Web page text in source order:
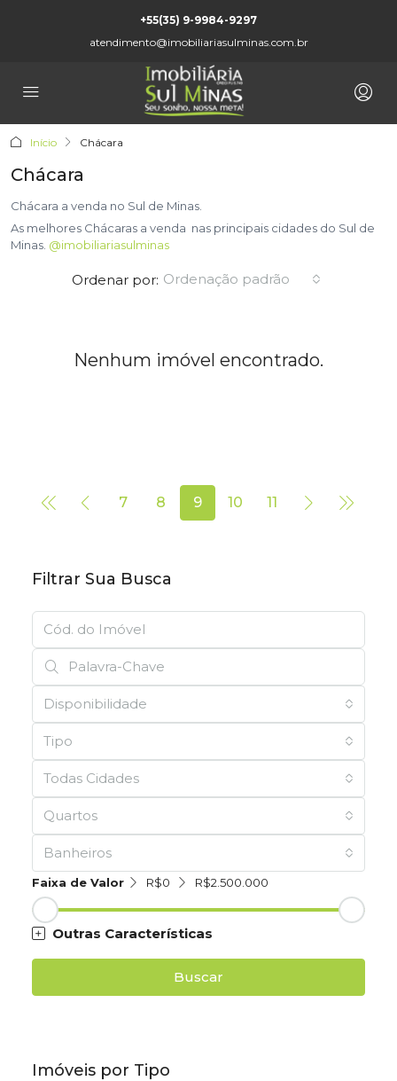
+55(35) 9-9984-9297
atendimento@imobiliariasulminas.com.br
Início Chácara
Chácara
Chácara a venda no Sul de Minas.
As melhores Chácaras a venda nas principais cidades do Sul de
Minas. @imobiliariasulminas
Ordenar por: Ordenação padrão
Nenhum imóvel encontrado.
7 8 9 10 11
Filtrar Sua Busca
Disponibilidade
Tipo
Todas Cidades
Quartos
Banheiros
Faixa de Valor R$0 R$2.500.000
Outras Características
Buscar
Imóveis por Tipo